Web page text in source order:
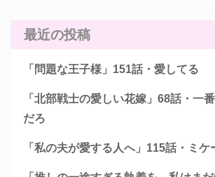
最近の投稿
「問題な王子様」151話・愛してる
「北部戦士の愛しい花嫁」68話・一
だろ
「私の夫が愛する人へ」115話・ミケ